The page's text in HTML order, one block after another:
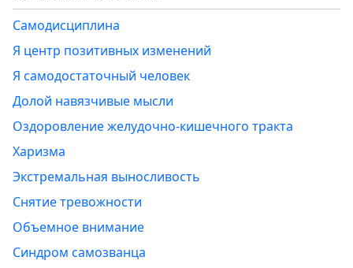
Самодисциплина
Я центр позитивных изменений
Я самодостаточный человек
Долой навязчивые мысли
Оздоровление желудочно-кишечного тракта
Харизма
Экстремальная выносливость
Снятие тревожности
Объемное внимание
Синдром самозванца